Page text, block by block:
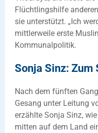
Flüchtlingshilfe
sie unterstützt. „Ich
mittlerweile erste
Kommunalpolitik.
Sonja Sinz: Zum
Nach dem fünften
Gesang unter Leitung
erzählte Sonja Sinz,
mitten auf dem Land